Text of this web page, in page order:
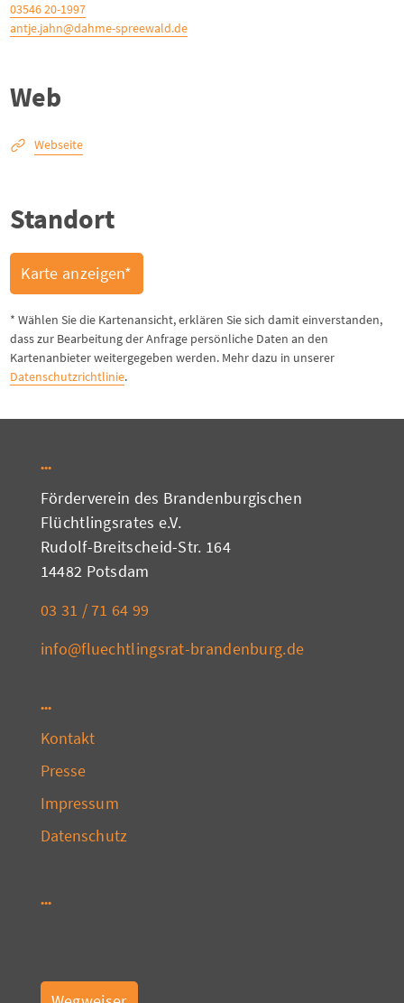
03546 20-1997
antje.jahn@dahme-spreewald.de
Web
Webseite
Standort
Karte anzeigen*
* Wählen Sie die Kartenansicht, erklären Sie sich damit einverstanden,
dass zur Bearbeitung der Anfrage persönliche Daten an den
Kartenanbieter weitergegeben werden. Mehr dazu in unserer
Datenschutzrichtlinie.
Förderverein des Brandenburgischen
Flüchtlingsrates e.V.
Rudolf-Breitscheid-Str. 164
14482 Potsdam
03 31 / 71 64 99
info@fluechtlingsrat-brandenburg.de
Kontakt
Presse
Impressum
Datenschutz